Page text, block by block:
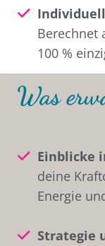
Berechnet
100 %
Was
Einblicke
deine
Energie
Strategie